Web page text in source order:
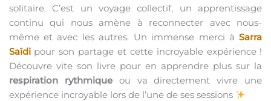
solitaire. C’est un voyage collectif, un apprentissage
continu qui nous amène à reconnecter avec nous-
même et avec les autres. Un immense merci àSarra
Saïdipour son partage et cette incroyable expérience !
Découvre vite son livre pour en apprendre plus sur la
respiration rythmiqueou va directement vivre une
expérience incroyable lors de l’une de ses sessions